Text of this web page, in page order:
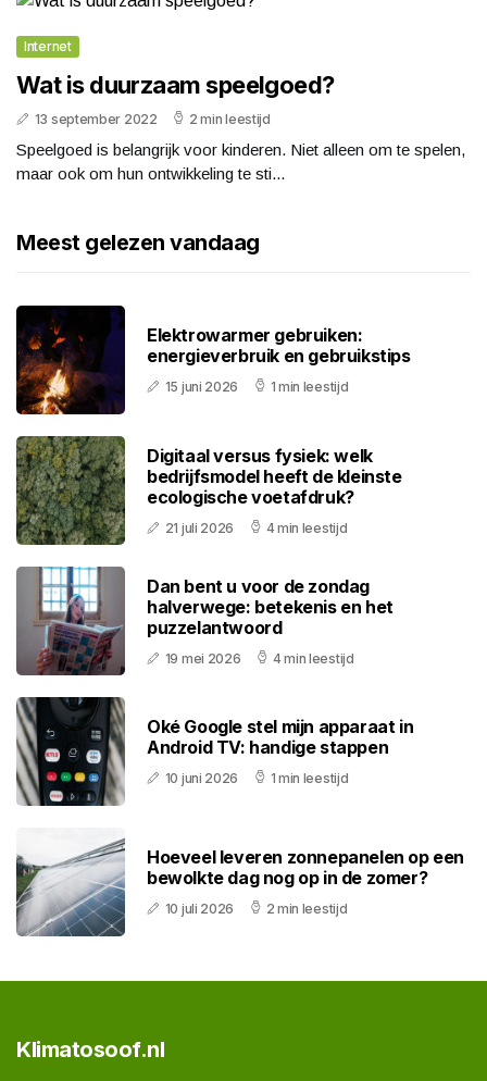
Internet
Wat is duurzaam speelgoed?
13 september 2022 2 min leestijd
Speelgoed is belangrijk voor kinderen. Niet alleen om te spelen,
maar ook om hun ontwikkeling te sti...
Meest gelezen vandaag
Elektrowarmer gebruiken:
energieverbruik en gebruikstips
15 juni 2026 1 min leestijd
Digitaal versus fysiek: welk
bedrijfsmodel heeft de kleinste
ecologische voetafdruk?
21 juli 2026 4 min leestijd
Dan bent u voor de zondag
halverwege: betekenis en het
puzzelantwoord
19 mei 2026 4 min leestijd
Oké Google stel mijn apparaat in
Android TV: handige stappen
10 juni 2026 1 min leestijd
Hoeveel leveren zonnepanelen op een
bewolkte dag nog op in de zomer?
10 juli 2026 2 min leestijd
Klimatosoof.nl